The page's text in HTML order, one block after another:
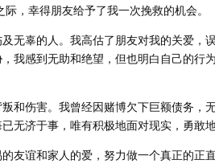
，幸得朋友给予了我一次挽救的机会。
无辜的人。我高估了朋友对我的关爱，
我感到无助和绝望，但也明白自己的行
和伤害。我曾经因赌博欠下巨额债务，
无济于事，唯有积极地面对现实，勇敢地
友谊和家人的爱，努力做一个真正的正